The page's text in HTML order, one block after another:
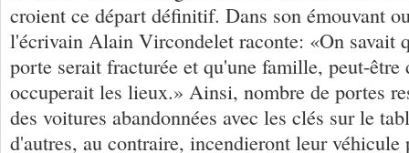
croient ce départ définitif. Dans son émouvant
l'écrivain Alain Vircondelet raconte: «On savait
porte serait fracturée et qu'une famille, peut-être
occuperait les lieux.» Ainsi, nombre de portes
des voitures abandonnées avec les clés sur le
d'autres, au contraire, incendieront leur véhicule